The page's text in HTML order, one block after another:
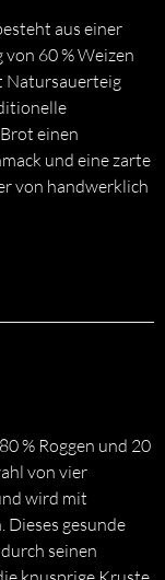
aus einer
60 % Weizen
Natursauerteig
einen
und eine zarte
von handwerklich
% Roggen und 20
von vier
wird mit
Dieses gesunde
seinen